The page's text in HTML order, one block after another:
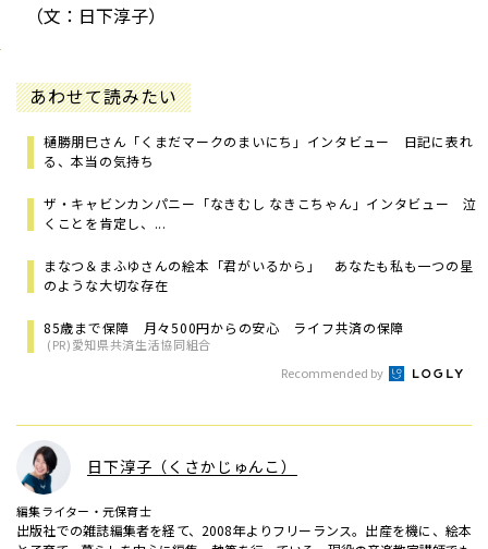
（文：日下淳子）
あわせて読みたい
樋勝朋巳さん「くまだマークのまいにち」インタビュー 日記に表れ
る、本当の気持ち
ザ・キャビンカンパニー「なきむし なきこちゃん」インタビュー 泣
くことを肯定し、...
まなつ＆まふゆさんの絵本「君がいるから」 あなたも私も一つの星
のような大切な存在
85歳まで保障 月々500円からの安心 ライフ共済の保障
(PR)愛知県共済生活協同組合
Recommended by
日下淳子（くさかじゅんこ）
編集ライター・元保育士
出版社での雑誌編集者を経て、2008年よりフリーランス。出産を機に、絵本